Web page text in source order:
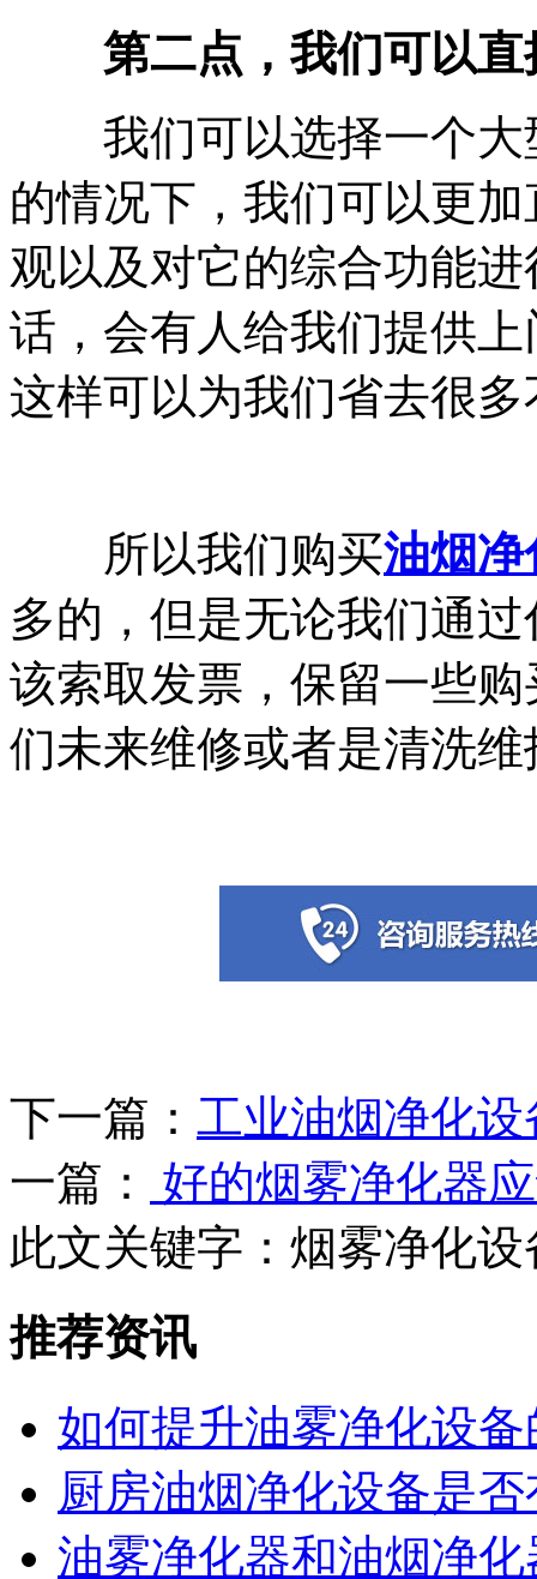
第二点，我们可以直
我们可以选择一个大
的情况下，我们可以更
观以及对它的综合功能
话，会有人给我们提供
这样可以为我们省去很
所以我们购买油烟净
多的，但是无论我们通
该索取发票，保留一些
们未来维修或者是清洗维
下一篇： 工业油烟净化
一篇：
好的烟雾净化器
此文关键字： 烟雾净化
推荐资讯
如何提升油雾净化设
厨房油烟净化设备是
油雾净化器和油烟净